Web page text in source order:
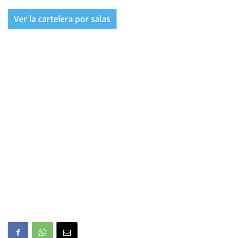
Ver la cartelera por salas